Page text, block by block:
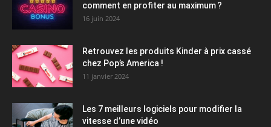
comment en profiter au maximum ?
16 juin 2024
Retrouvez les produits Kinder à prix cassé
chez Pop’s America !
11 janvier 2024
Les 7 meilleurs logiciels pour modifier la
vitesse d’une vidéo